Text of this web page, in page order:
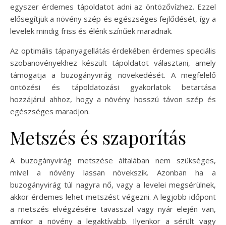
egyszer érdemes tápoldatot adni az öntözővízhez. Ezzel
elősegítjük a növény szép és egészséges fejlődését, így a
levelek mindig friss és élénk színűek maradnak.
Az optimális tápanyagellátás érdekében érdemes speciális
szobanövényekhez készült tápoldatot választani, amely
támogatja a buzogányvirág növekedését. A megfelelő
öntözési és tápoldatozási gyakorlatok betartása
hozzájárul ahhoz, hogy a növény hosszú távon szép és
egészséges maradjon.
Metszés és szaporítás
A buzogányvirág metszése általában nem szükséges,
mivel a növény lassan növekszik. Azonban ha a
buzogányvirág túl nagyra nő, vagy a levelei megsérülnek,
akkor érdemes lehet metszést végezni. A legjobb időpont
a metszés elvégzésére tavasszal vagy nyár elején van,
amikor a növény a legaktívabb. Ilyenkor a sérült vagy